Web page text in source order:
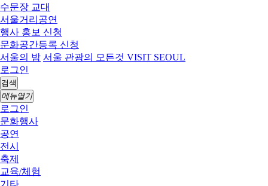
수문장 교대
서울거리공연
행사 홍보 신청
문화공간등록 신청
서울의 밤 서울 관광의 모든것 VISIT SEOUL
로그인
검색
메뉴열기
로그인
문화행사
공연
전시
축제
교육/체험
기타